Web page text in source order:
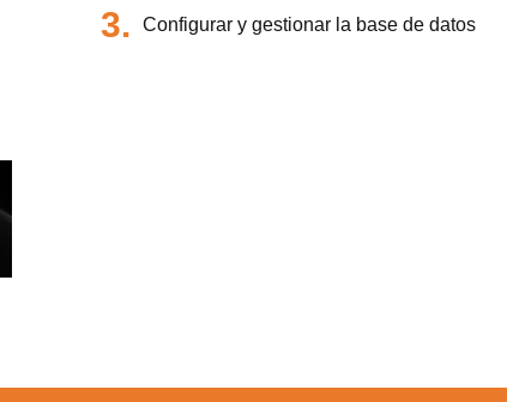
3. Configurar y gestionar la base de datos